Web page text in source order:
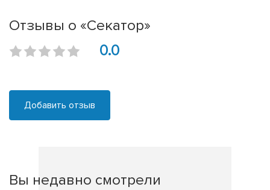
Отзывы о «Секатор»
0.0
Добавить отзыв
Вы недавно смотрели